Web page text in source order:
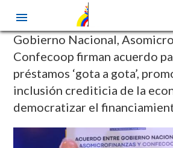
Pasar
contenido
principal
Gobierno Nacional,
Confecoop firman acuerdo
préstamos ‘gota a gota’,
inclusión crediticia de la
democratizar el